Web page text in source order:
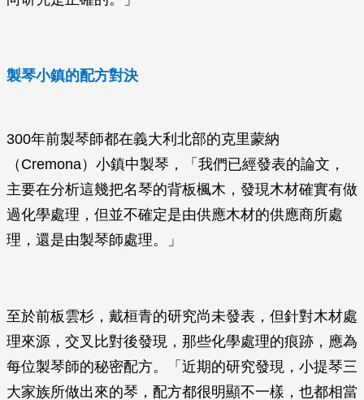
製琴小鎮的配方對決
300年前製琴師都在義大利北部的克里蒙納
（Cremona）小鎮中製琴，「我們已經發表的論文，
主要在分析這幾把名琴的背板楓木，發現木材確實有做
過化學處理，但並不確定是由供應木材的供應商所處
理，還是由製琴師處理。」
至於前板雲杉，戴桓青的研究尚未發表，但針對木材處
理來源，交叉比對後發現，那些化學處理的痕跡，應為
每位製琴師的秘密配方。「近期的研究發現，小提琴三
大家族所做出來的琴，配方都很明顯不一樣，也都相當